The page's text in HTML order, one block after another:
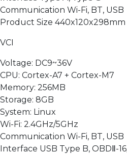
Communication Wi-Fi, BT, USB
Product Size 440x120x298mm
VCI
Voltage: DC9~36V
CPU: Cortex-A7 + Cortex-M7
Memory: 256MB
Storage: 8GB
System: Linux
Wi-Fi: 2.4GHz/5GHz
Communication Wi-Fi, BT, USB
Interface USB Type B, OBDⅡ-